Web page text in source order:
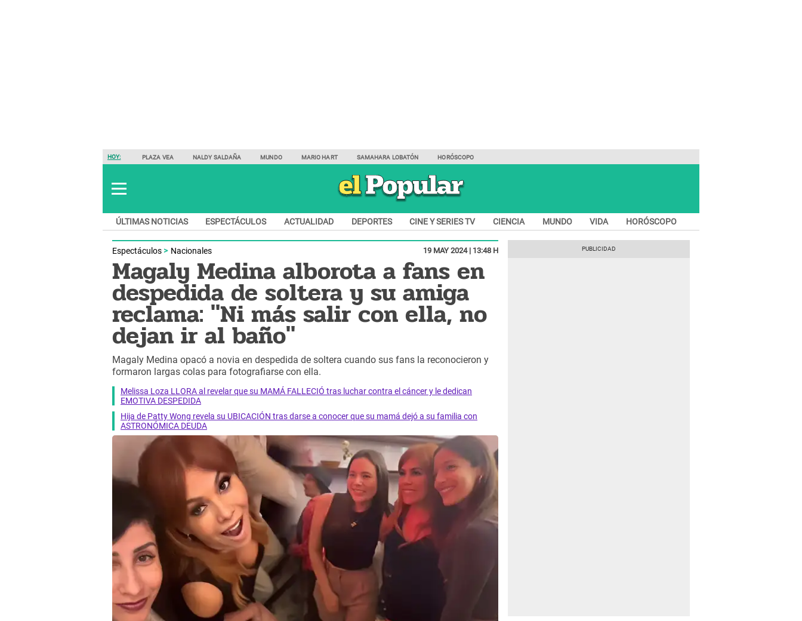
HOY: PLAZA VEA NALDY SALDAÑA MUNDO MARIO HART SAMAHARA LOBATÓN HORÓSCOPO
ÚLTIMAS NOTICIAS ESPECTÁCULOS ACTUALIDAD DEPORTES CINE Y SERIES TV CIENCIA MUNDO VIDA HORÓSCOPO
Espectáculos Nacionales 19 MAY 2024 | 13:48 H
Magaly Medina alborota a fans en
despedida de soltera y su amiga
reclama: "Ni más salir con ella, no
dejan ir al baño"
Magaly Medina opacó a novia en despedida de soltera cuando sus fans la reconocieron y
formaron largas colas para fotografiarse con ella.
Melissa Loza LLORA al revelar que su MAMÁ FALLECIÓ tras luchar contra el cáncer y le dedican
EMOTIVA DESPEDIDA
Hija de Patty Wong revela su UBICACIÓN tras darse a conocer que su mamá dejó a su familia con
ASTRONÓMICA DEUDA